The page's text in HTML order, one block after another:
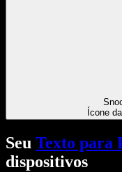
Ícone
Seu Texto para
dispositivos